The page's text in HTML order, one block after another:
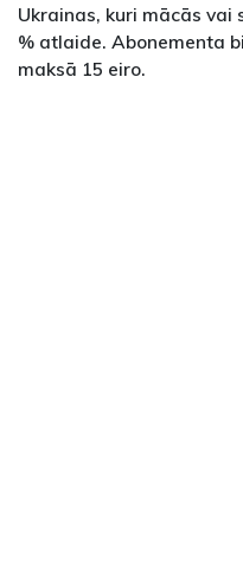
Ukrainas, kuri mācās vai
% atlaide. Abonementa
maksā 15 eiro.